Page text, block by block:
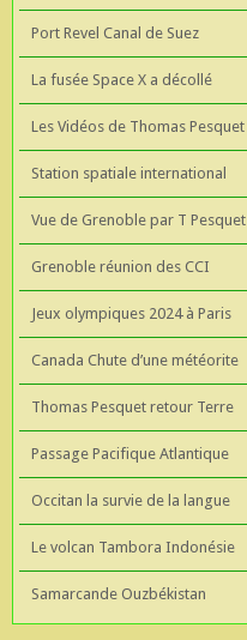
Port Revel Canal de Suez
La fusée Space X a décollé
Les Vidéos de Thomas Pesquet
Station spatiale international
Vue de Grenoble par T Pesquet
Grenoble réunion des CCI
Jeux olympiques 2024 à Paris
Canada Chute d’une météorite
Thomas Pesquet retour Terre
Passage Pacifique Atlantique
Occitan la survie de la langue
Le volcan Tambora Indonésie
Samarcande Ouzbékistan